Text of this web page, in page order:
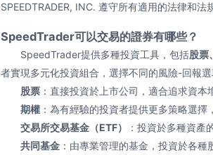
SPEEDTRADER, INC. 遵守所有適用的法律和法
SpeedTrader可以交易的證券有哪些？
SpeedTrader提供多種投資工具，包括股票
者實現多元化投資組合，選擇不同的風險-回報
股票 ：直接投資於上市公司，適合追求資本
期權 ：為有經驗的投資者提供更多策略選
交易所交易基金（ETF）
：投資於多種資產
共同基金 ：由專業管理的基金，投資於各種